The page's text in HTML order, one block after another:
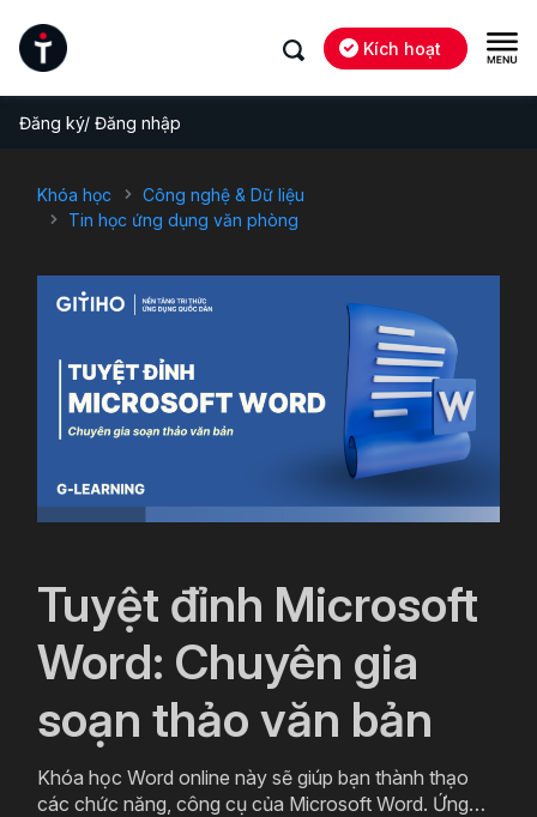
Kích hoạt
Đăng ký/ Đăng nhập
Khóa học
Công nghệ & Dữ liệu
Tin học ứng dụng văn phòng
Tuyệt đỉnh Microsoft
Word: Chuyên gia
soạn thảo văn bản
Khóa học Word online này sẽ giúp bạn thành thạo
các chức năng, công cụ của Microsoft Word. Ứng